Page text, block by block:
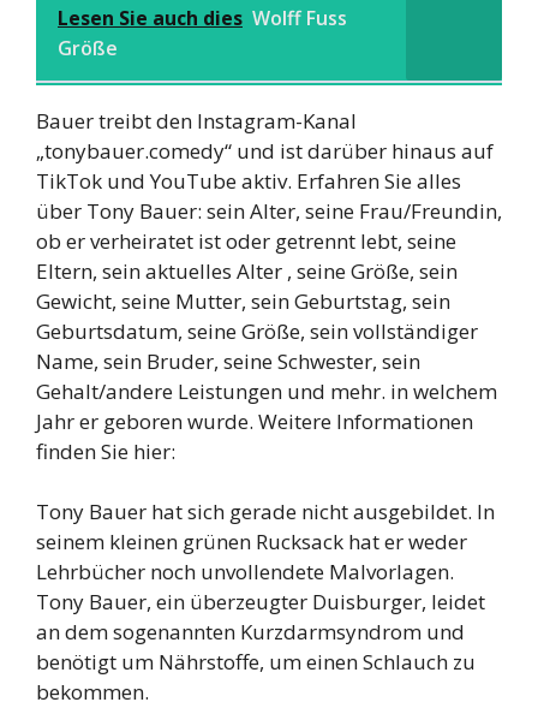
Lesen Sie auch dies Wolff Fuss
Größe
Bauer treibt den Instagram-Kanal
„tonybauer.comedy“ und ist darüber hinaus auf
TikTok und YouTube aktiv. Erfahren Sie alles
über Tony Bauer: sein Alter, seine Frau/Freundin,
ob er verheiratet ist oder getrennt lebt, seine
Eltern, sein aktuelles Alter , seine Größe, sein
Gewicht, seine Mutter, sein Geburtstag, sein
Geburtsdatum, seine Größe, sein vollständiger
Name, sein Bruder, seine Schwester, sein
Gehalt/andere Leistungen und mehr. in welchem
Jahr er geboren wurde. Weitere Informationen
finden Sie hier:
Tony Bauer hat sich gerade nicht ausgebildet. In
seinem kleinen grünen Rucksack hat er weder
Lehrbücher noch unvollendete Malvorlagen.
Tony Bauer, ein überzeugter Duisburger, leidet
an dem sogenannten Kurzdarmsyndrom und
benötigt um Nährstoffe, um einen Schlauch zu
bekommen.